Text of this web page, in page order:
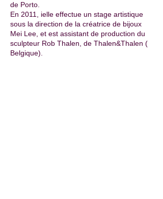
de Porto.
En 2011, ielle effectue un stage artistique
sous la direction de la créatrice de bijoux
Mei Lee, et est assistant de production du
sculpteur Rob Thalen, de Thalen&Thalen (
Belgique).